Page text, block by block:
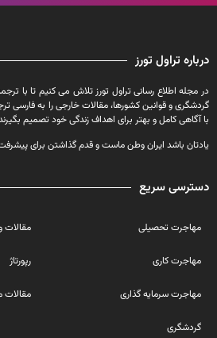
درباره تراول تورز
در مجله اطلاع رسانی تراول تورز تلاش می کنیم تا با
گردشگری و قوانین کشورها، مقالات خارجی را به فارسی
با آگاهی کامل و بهتر برای اهداف زندگی خود تصمیم
یادتان باشد ایران وطن ماست و قدم گذاشتن برای
دسترسی سریع
مهاجرت تحصیلی
مهاجرت کاری
مهاجرت سرمایه گذاری
گردشگری
مقالات
رپورتاژ
مقالات